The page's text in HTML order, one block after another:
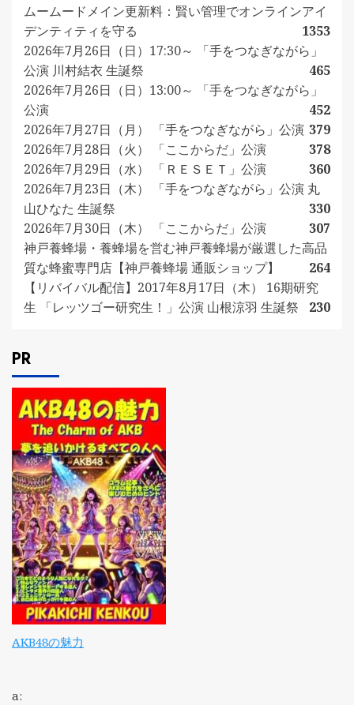
ムームードメイン更新料：賢い管理でオンラインアイ
デンティティを守る
1353
2026年7月26日（日）17:30～ 「手をつなぎながら」
公演 川村結衣 生誕祭
465
2026年7月26日（日）13:00～ 「手をつなぎながら」
公演
452
2026年7月27日（月） 「手をつなぎながら」公演 379
2026年7月28日（火） 「ここからだ」公演
378
2026年7月29日（水） 「ＲＥＳＥＴ」公演
360
2026年7月23日（木） 「手をつなぎながら」公演 丸
山ひなた 生誕祭
330
2026年7月30日（木） 「ここからだ」公演
307
神戸養蜂場・養蜂場を営む神戸養蜂場が厳選した高品
質な蜂蜜専門店【神戸養蜂場 通販ショップ】
264
【リバイバル配信】2017年8月17日（木） 16期研究
生 「レッツゴー研究生！」公演 山根涼羽 生誕祭
230
PR
AKB48の魅力
a: